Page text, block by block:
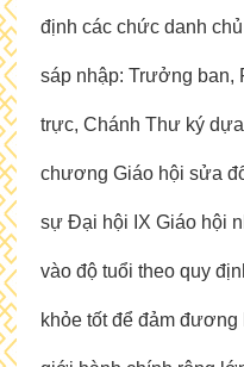
định các chức danh
sáp nhập: Trưởng
trực, Chánh Thư ký
chương Giáo hội sửa
sự Đại hội IX Giáo hội
vào độ tuổi theo quy
khỏe tốt để đảm